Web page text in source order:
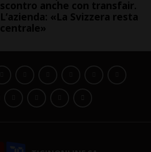
scontro anche con transfair.
L’azienda: «La Svizzera resta
centrale»